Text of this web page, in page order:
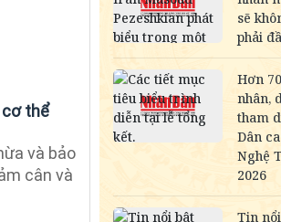
cơ thể
và bảo
cân và